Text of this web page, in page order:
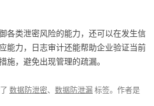
各类泄密风险的能力，还可以在发生信
能力，日志审计还能帮助企业验证当前
，避免出现管理的疏漏。
数据防泄密、 数据防泄漏标签。 作者是